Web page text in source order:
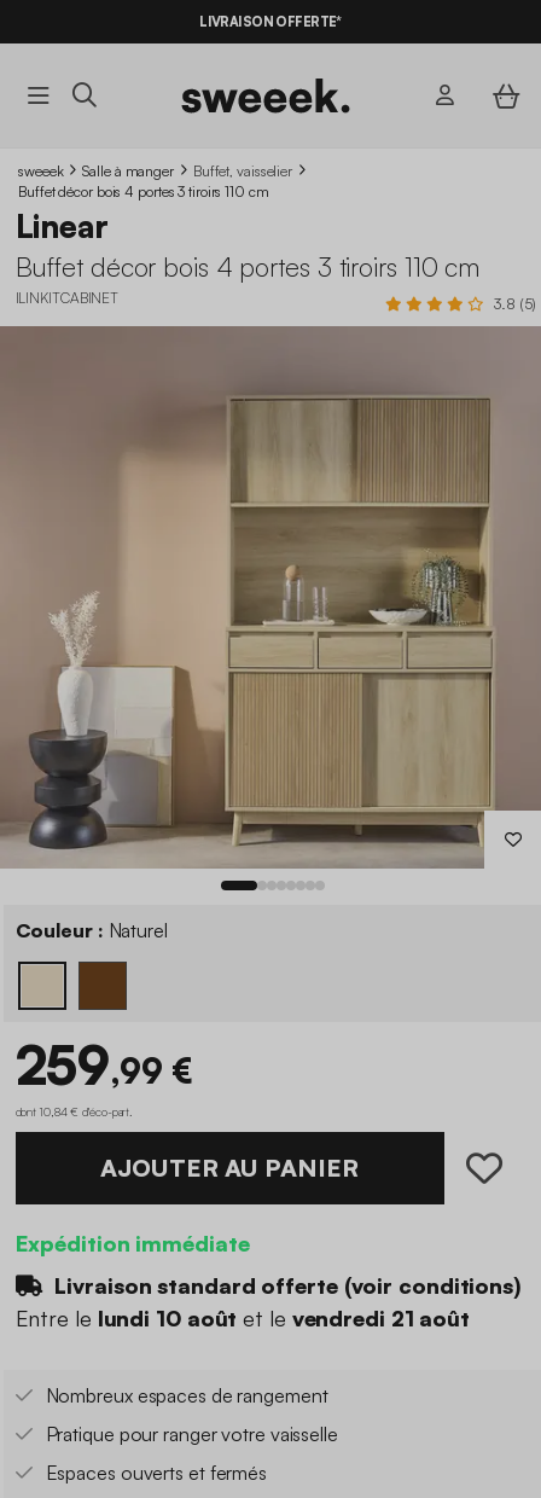
LIVRAISON OFFERTE*
sweeek Salle à manger
Buffet, vaisselier
Buffet décor bois 4 portes 3 tiroirs 110 cm
Linear
Buffet décor bois 4 portes 3 tiroirs 110 cm
ILINKITCABINET 3.8 (5)
Couleur : Naturel
259,99 €
dont 10,84 € d'éco-part
AJOUTER AU PANIER
Expédition immédiate
Livraison standard offerte (voir conditions)
Entre le lundi 10 août et le vendredi 21 août
Nombreux espaces de rangement
Pratique pour ranger votre vaisselle
Espaces ouverts et fermés